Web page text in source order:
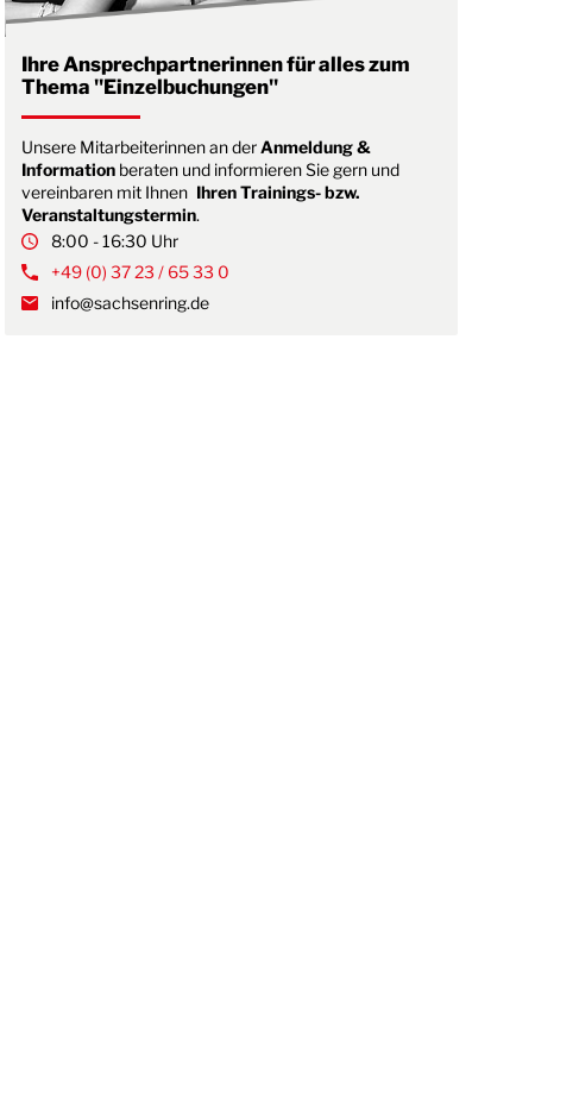
Ihre Ansprechpartnerinnen für alles zum
Thema "Einzelbuchungen"
Unsere Mitarbeiterinnen an derAnmeldung &
Information beraten und informieren Sie gern und
vereinbaren mit Ihnen Ihren Trainings- bzw.
Veranstaltungstermin.
8:00 - 16:30 Uhr
+49 (0) 37 23 / 65 33 0
info@sachsenring.de